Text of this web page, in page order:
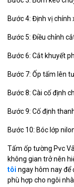
Bước 4: Định vị chính
Bước 5: Điều chỉnh
Bước 6: Cắt khuyết
Bước 7: Ốp tấm lên
Bước 8: Cài cố định
Bước 9: Cố định
Bước 10: Bóc lớp
Tấm ốp tường Pvc
không gian trở nên
tôi ngay hôm nay
phù hợp cho ngôi